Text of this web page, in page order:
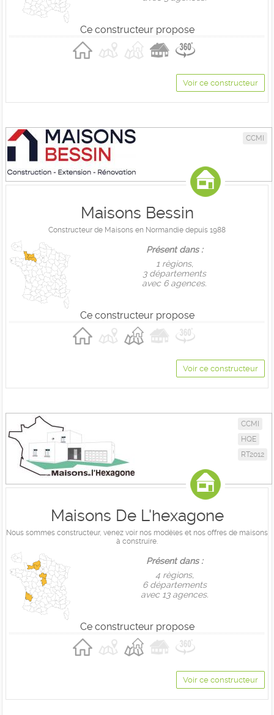
Ce constructeur propose
Voir ce constructeur
CCMI
Maisons Bessin
Constructeur de Maisons en Normandie depuis 1988
Présent dans :
1 règions,
3 départements
avec 6 agences.
Ce constructeur propose
Voir ce constructeur
CCMI
HQE
RT2012
Maisons De L'hexagone
Nous sommes constructeur, venez voir nos modèles et nos offres de maisons
à construire.
Présent dans :
4 règions,
6 départements
avec 13 agences.
Ce constructeur propose
Voir ce constructeur